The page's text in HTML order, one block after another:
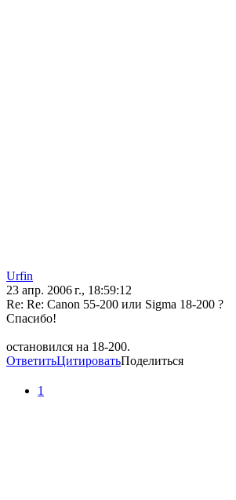
Urfin
23 апр. 2006 г., 18:59:12
Re: Re: Canon 55-200 или Sigma 18-200 ?
Спасибо!
остановился на 18-200.
ОтветитьЦитироватьПоделиться
1